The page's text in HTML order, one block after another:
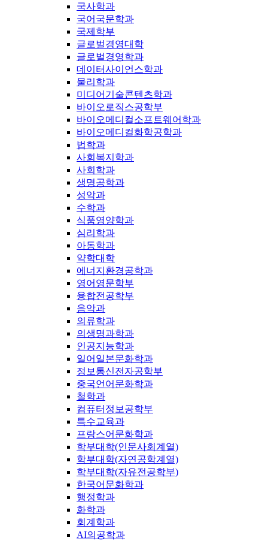
국사학과
국어국문학과
국제학부
글로벌경영대학
글로벌경영학과
데이터사이언스학과
물리학과
미디어기술콘텐츠학과
바이오로직스공학부
바이오메디컬소프트웨어학과
바이오메디컬화학공학과
법학과
사회복지학과
사회학과
생명공학과
성악과
수학과
식품영양학과
심리학과
아동학과
약학대학
에너지환경공학과
영어영문학부
융합전공학부
음악과
의류학과
의생명과학과
인공지능학과
일어일본문화학과
정보통신전자공학부
중국언어문화학과
철학과
컴퓨터정보공학부
특수교육과
프랑스어문화학과
학부대학(인문사회계열)
학부대학(자연공학계열)
학부대학(자유전공학부)
한국어문화학과
행정학과
화학과
회계학과
AI의공학과